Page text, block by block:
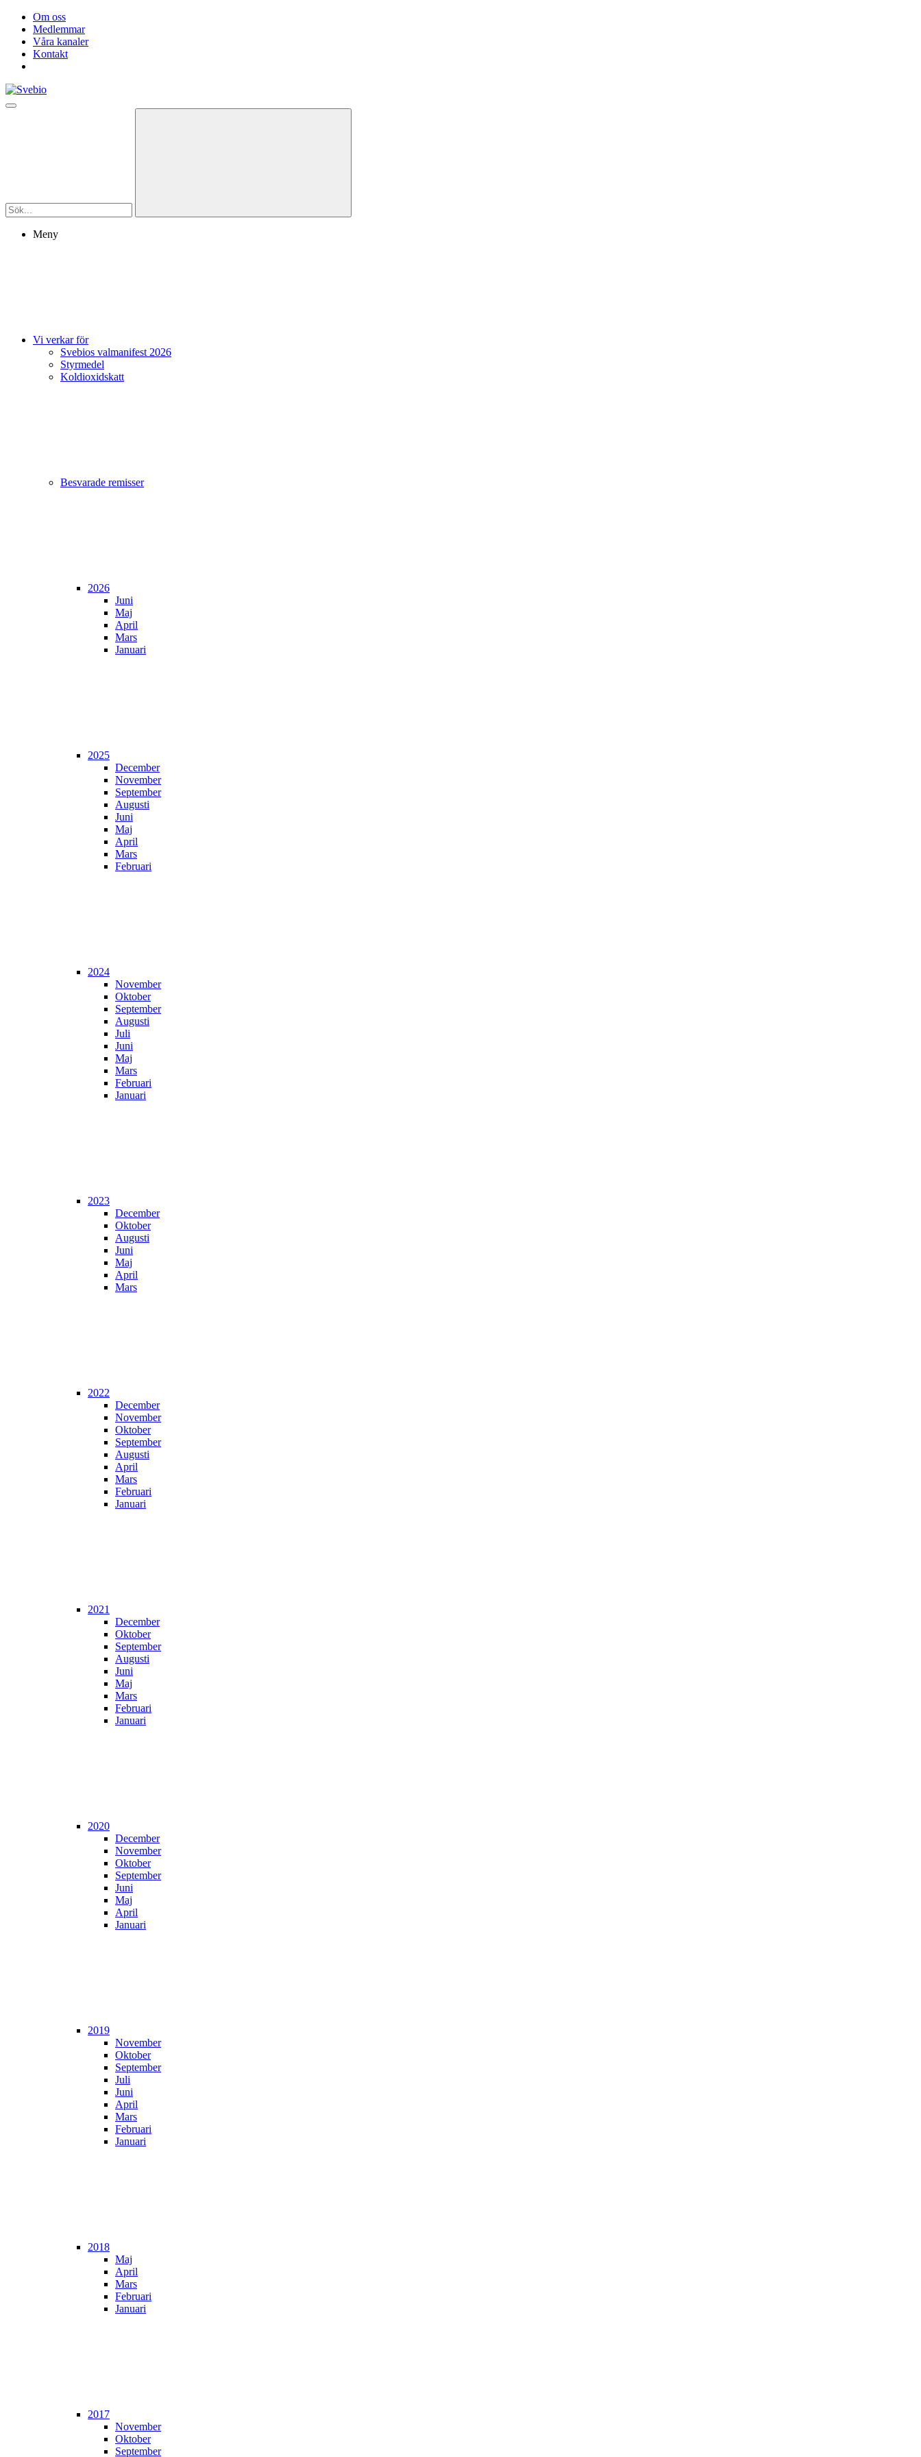
Om oss
Medlemmar
Våra kanaler
Kontakt
Meny
Vi verkar för
Svebios valmanifest 2026
Styrmedel
Koldioxidskatt
Besvarade remisser
2026
Juni
Maj
April
Mars
Januari
2025
December
November
September
Augusti
Juni
Maj
April
Mars
Februari
2024
November
Oktober
September
Augusti
Juli
Juni
Maj
Mars
Februari
Januari
2023
December
Oktober
Augusti
Juni
Maj
April
Mars
2022
December
November
Oktober
September
Augusti
April
Mars
Februari
Januari
2021
December
Oktober
September
Augusti
Juni
Maj
Mars
Februari
Januari
2020
December
November
Oktober
September
Juni
Maj
April
Januari
2019
November
Oktober
September
Juli
Juni
April
Mars
Februari
Januari
2018
Maj
April
Mars
Februari
Januari
2017
November
Oktober
September